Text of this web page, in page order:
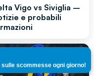
Vigo vs Siviglia –
e probabili
scommesse ogni giorno!